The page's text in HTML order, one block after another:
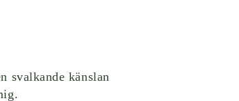
svalkande känslan